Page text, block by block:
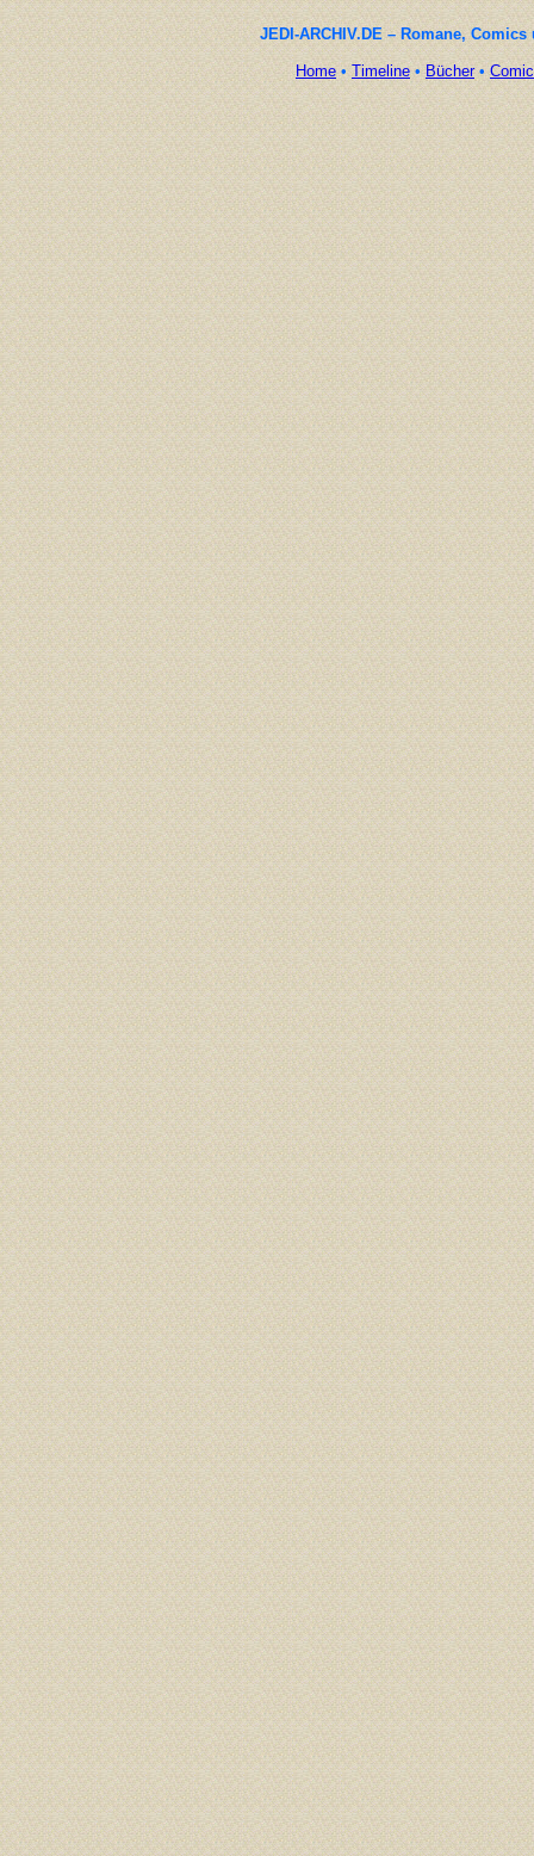
JEDI-ARCHIV.DE – Romane,
Home •Timeline • Bücher•